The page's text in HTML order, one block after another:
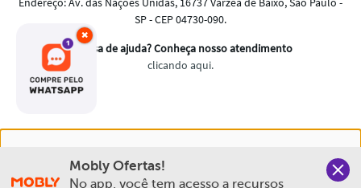
experiência na Mobly. Quando você navega no nosso site,
×
Mobly Ofertas!
No app, você tem acesso a recursos